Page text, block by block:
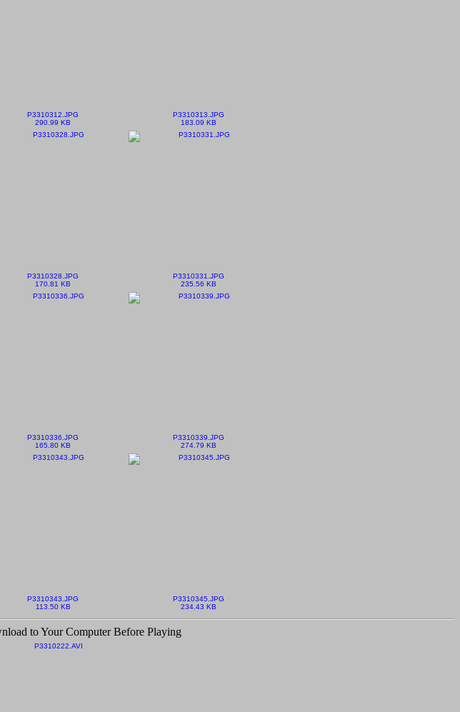
P3310312.JPG
290.99 KB
P3310313.JPG
183.09 KB
P3310328.JPG
170.81 KB
P3310331.JPG
235.56 KB
P3310336.JPG
165.80 KB
P3310339.JPG
274.79 KB
P3310343.JPG
113.50 KB
P3310345.JPG
234.43 KB
to Your Computer Before Playing